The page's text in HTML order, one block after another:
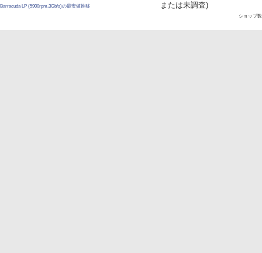
Barracuda LP (5900rpm,3Gb/s)の最安値推移
または未調査)
ショップ数